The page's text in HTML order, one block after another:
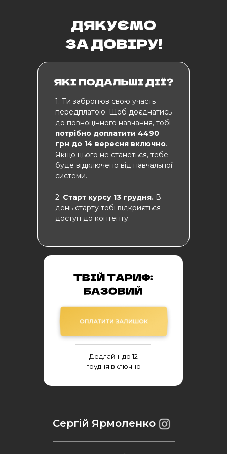
1. Ти забронюв свою участь
передплатою. Щоб доєднатись
до повноцінного навчання, тобі
потрібно доплатити 4490
грн до 14 вересня включно.
Якщо цього не станеться, тебе
буде відключено від навчальної
системи.
2. Старт курсу 13 грудня. В
день старту тобі відкриється
доступ до контенту.
Дедлайн: до 12
грудня включно
Сергій Ярмоленко